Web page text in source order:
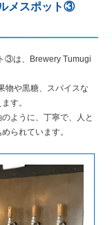
メスポット③
③は、Brewery Tumugi
物や黒糖、スパイスな
す。
ように、丁寧で、人と
られています。